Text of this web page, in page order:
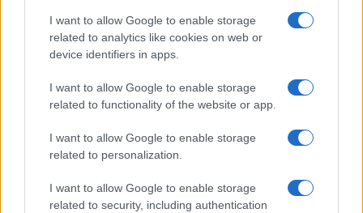
I want to allow Google to enable storage
related to analytics like cookies on web or
device identifiers in apps.
I want to allow Google to enable storage
related to functionality of the website or app.
I want to allow Google to enable storage
related to personalization.
I want to allow Google to enable storage
related to security, including authentication
εφαρμοστεί και στον καθορισμό των αναγκών για τις
προσλήψεις αναπληρωτών ΕΕΠ και ΕΒΠ κατά το σχολικό
έτος 2026-2027, γεγονός που –όπως αναφέρουν–
δημιουργεί πρόσθετους προβληματισμούς για την
εύρυθμη λειτουργία των δομών Ειδικής Αγωγής.